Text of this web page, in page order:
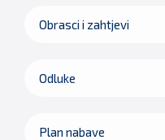
Obrasci i zahtjevi
Odluke
Plan nabave